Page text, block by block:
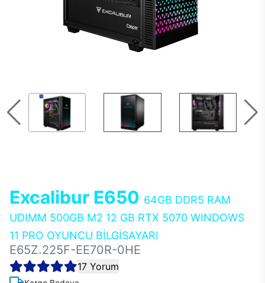
Excalibur E650 64GB DDR5 RAM
UDIMM 500GB M2 12 GB RTX 5070 WINDOWS
11 PRO OYUNCU BİLGİSAYARI
E65Z.225F-EE70R-0HE
17 Yorum